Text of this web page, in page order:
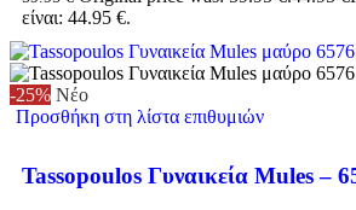
είναι: 44.95 €.
-25% Νέο
Προσθήκη στη λίστα επιθυμιών
Tassopoulos Γυναικεία Mules –